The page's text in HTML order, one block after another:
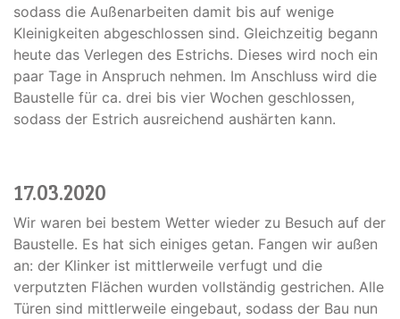
sodass die Außenarbeiten damit bis auf wenige
Kleinigkeiten abgeschlossen sind. Gleichzeitig begann
heute das Verlegen des Estrichs. Dieses wird noch ein
paar Tage in Anspruch nehmen. Im Anschluss wird die
Baustelle für ca. drei bis vier Wochen geschlossen,
sodass der Estrich ausreichend aushärten kann.
17.03.2020
Wir waren bei bestem Wetter wieder zu Besuch auf der
Baustelle. Es hat sich einiges getan. Fangen wir außen
an: der Klinker ist mittlerweile verfugt und die
verputzten Flächen wurden vollständig gestrichen. Alle
Türen sind mittlerweile eingebaut, sodass der Bau nun